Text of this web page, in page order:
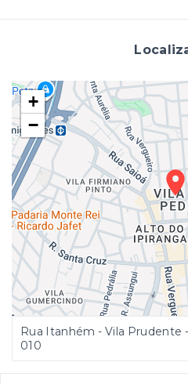
+
−
Rua Itanhém - Vila Prudente
010